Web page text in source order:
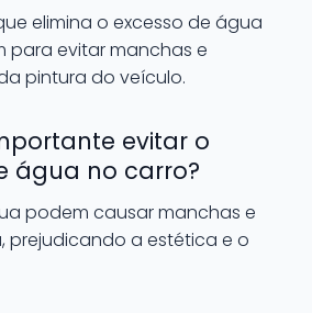
elimina o excesso de água
para evitar manchas e
pintura do veículo.
evitar o
água no carro?
podem causar manchas e
prejudicando a estética e o